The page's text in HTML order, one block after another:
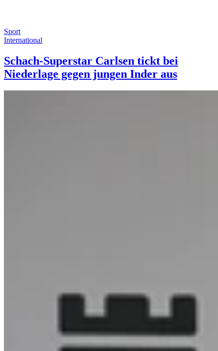
Sport
International
Schach-Superstar Carlsen tickt bei
Niederlage gegen jungen Inder aus